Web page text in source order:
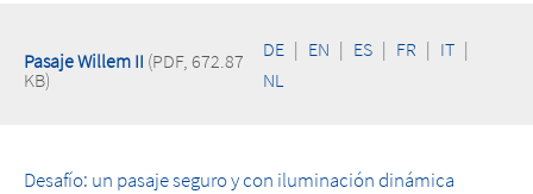
Pasaje Willem II (PDF, 672.87
KB)
DE | EN | ES | FR | IT |
NL
Desafío: un pasaje seguro y con iluminación dinámica